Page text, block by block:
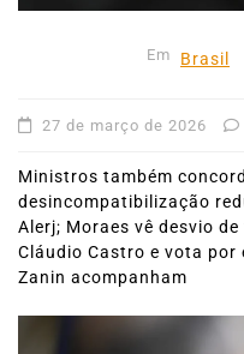
Em Brasil
27 de março de 2026
Ministros também
desincompatibilização
Alerj; Moraes vê desvio
Cláudio Castro e vota por
Zanin acompanham